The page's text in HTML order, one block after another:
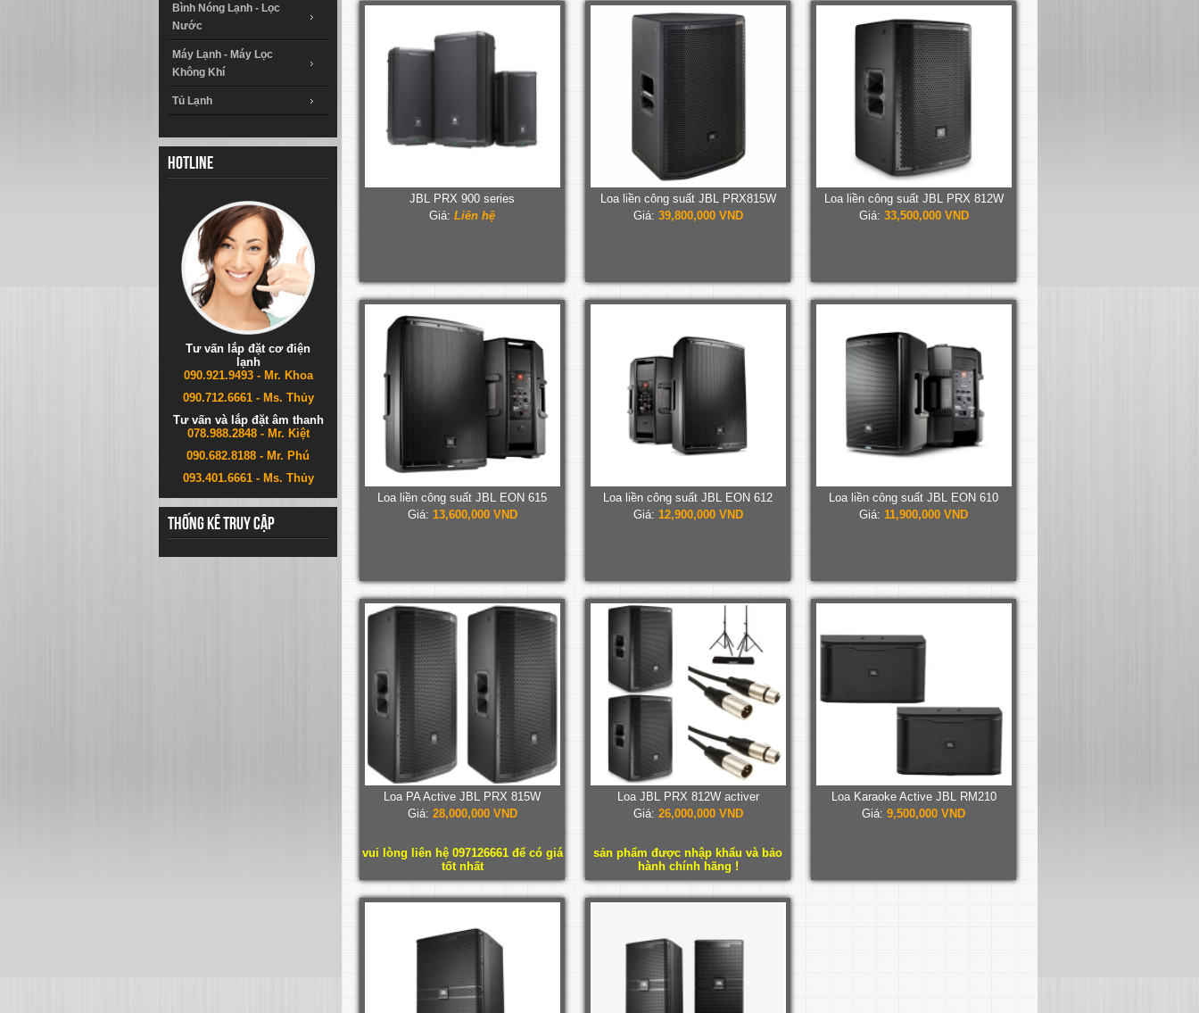
Bình Nóng Lạnh - Lọc
Nước
Máy Lạnh - Máy Lọc
Không Khí
Tủ Lạnh
Hotline
Tư vấn lắp đặt cơ điện
lạnh
090.921.9493 - Mr. Khoa
090.712.6661 - Ms. Thủy
Tư vấn và lắp đặt âm thanh
078.988.2848 - Mr. Kiệt
090.682.8188 - Mr. Phú
093.401.6661 - Ms. Thủy
Thống kê truy cập
JBL PRX 900 series
Giá: Liên hệ
Loa liền công suất JBL PRX815W
Giá: 39,800,000 VND
Loa liền công suất JBL PRX 812W
Giá: 33,500,000 VND
Loa liền công suất JBL EON 615
Giá: 13,600,000 VND
Loa liền công suất JBL EON 612
Giá: 12,900,000 VND
Loa liền công suất JBL EON 610
Giá: 11,900,000 VND
Loa PA Active JBL PRX 815W
Giá: 28,000,000 VND
vui lòng liên hệ 097126661 để có giá
tốt nhất
Loa JBL PRX 812W activer
Giá: 26,000,000 VND
sản phẩm được nhập khẩu và bảo
hành chính hãng !
Loa Karaoke Active JBL RM210
Giá: 9,500,000 VND